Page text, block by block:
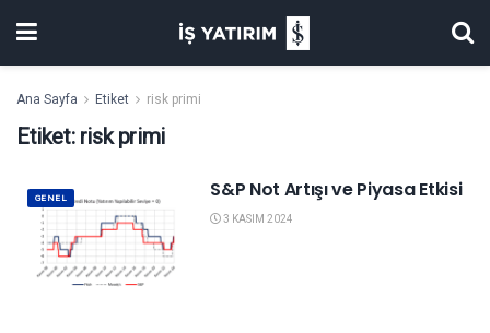
Ana Sayfa Etiket risk primi
Etiket: risk primi
GENEL S&P Not Artışı ve Piyasa Etkisi
3 KASIM 2024